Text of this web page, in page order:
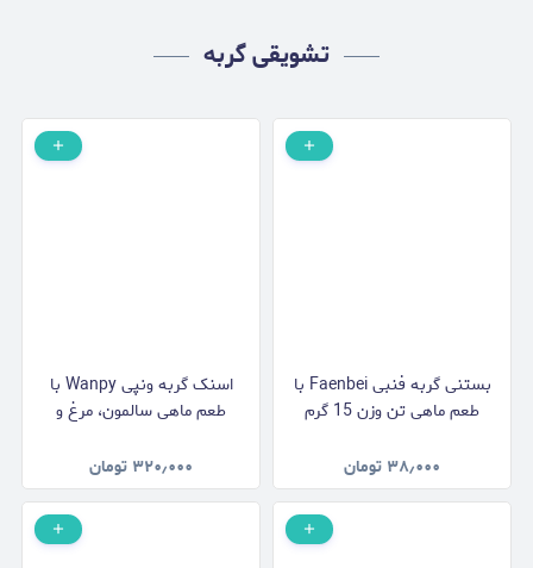
تشویقی گربه
بستنی گربه فنبی Faenbei با
طعم ماهی تن وزن 15 گرم
۳۸٫۰۰۰ تومان
اسنک گربه ونپی Wanpy با
طعم ماهی سالمون، مرغ و
۳۲۰٫۰۰۰ تومان